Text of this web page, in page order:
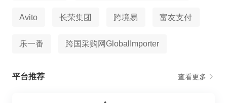
Avito 长荣集团 跨境易 富友支付
乐一番 跨国采购网GlobalImporter
平台推荐 查看更多